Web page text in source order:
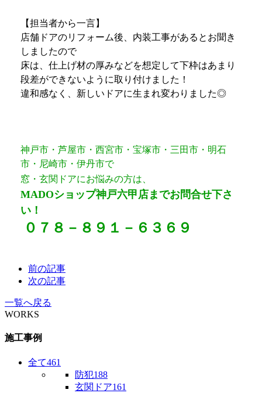
【担当者から一言】
店舗ドアのリフォーム後、内装工事があるとお聞き
しましたので
床は、仕上げ材の厚みなどを想定して下枠はあまり
段差ができないように取り付けました！
違和感なく、新しいドアに生まれ変わりました◎
神戸市・芦屋市・西宮市・宝塚市・三田市・明石
市・尼崎市・伊丹市で
窓・玄関ドアにお悩みの方は、
MADOショップ神戸六甲店までお問合せ下さ
い！
０７８－８９１－６３６９
前の記事
次の記事
一覧へ戻る
WORKS
施工事例
全て461
防犯188
玄関ドア161